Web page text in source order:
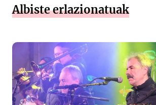
Albiste erlazionatuak